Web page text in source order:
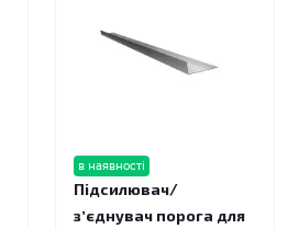
в наявності
Підсилювач/
зʼєднувач порога для